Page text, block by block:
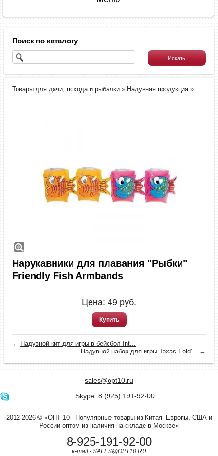
Поиск по каталогу
Товары для дачи, похода и рыбалки » Надувная продукция »
Нарукавники для плавания "Рыбки"
Friendly Fish Armbands
Цена: 49 руб.
Купить
← Надувной кит для игры в бейсбол Int...
Надувной набор для игры Texas Hold'... →
sales@opt10.ru
Skype: 8 (925) 191-92-00
2012-2026 © «ОПТ 10 - Популярные товары из Китая, Европы, США и
России оптом из наличия на складе в Москве»
8-925-191-92-00
e-mail - SALES@OPT10.RU